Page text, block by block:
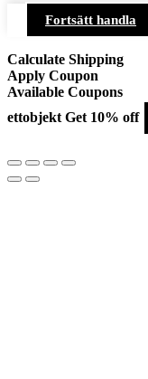
Fortsätt handla
Calculate Shipping
Apply Coupon
Available Coupons
ettobjekt Get 10% off